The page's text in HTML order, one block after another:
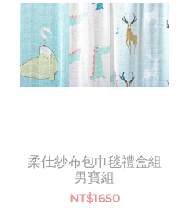
柔仕紗布包巾毯禮盒組
男寶組
NT$1650